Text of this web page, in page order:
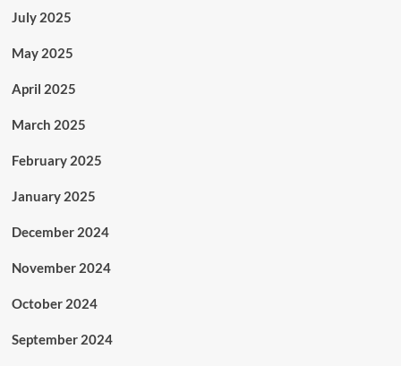
July 2025
May 2025
April 2025
March 2025
February 2025
January 2025
December 2024
November 2024
October 2024
September 2024